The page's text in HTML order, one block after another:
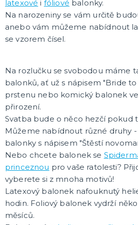
Oblečení a doplňky
Do domácnosti
Dárky podle témat
Dárky podle události
Dárky pro
DALŠÍ KATEGORIE
Výzdoba a dekorace v
Stolování a dekorace
EKO produkty
PÁRTY DOPLŇKY
Piňaty
Svíčky a dekorace dortu
Frkačky
Párty čepičky a čelenky
Šerpy
Pozvánky
Bublifuky
Lightsticky
Nažehlovačky
Fotokoutek - rekvizity
DALŠÍ KATEGORIE
SVATBA A ROZLUČKA
Svatba
latexové i fóliové balonky.
Na narozeniny se vám určitě
anebo vám můžeme nabídnout
se vzorem čísel.
Na rozlučku se svobodou máme
balonků, ať už s nápisem "Bride
prstenu nebo komický balonek
přirození.
Svatba bude o něco hezčí pokud
Můžeme nabídnout různé druhy -
balonky s nápisem "Štěstí
Nebo chcete balonek se
princeznou pro vaše ratolesti?
vyberete si z mnoha motivů!
Latexový balonek nafouknutý
hodin. Foliový balonek vydrží
měsíců.